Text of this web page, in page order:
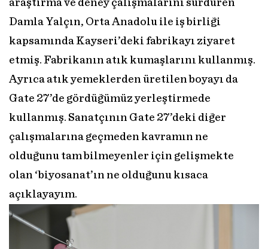
araştırma ve deney çalışmalarını sürdüren
Damla Yalçın, Orta Anadolu ile iş birliği
kapsamında Kayseri’deki fabrikayı ziyaret
etmiş. Fabrikanın atık kumaşlarını kullanmış.
Ayrıca atık yemeklerden üretilen boyayı da
Gate 27’de gördüğümüz yerleştirmede
kullanmış. Sanatçının Gate 27’deki diğer
çalışmalarına geçmeden kavramın ne
olduğunu tam bilmeyenler için gelişmekte
olan ‘biyosanat’ın ne olduğunu kısaca
açıklayayım.